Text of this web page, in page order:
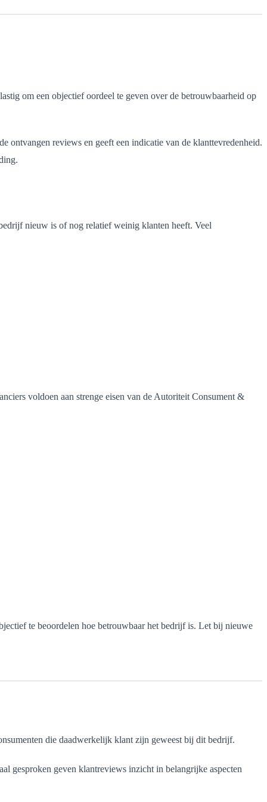
om een objectief oordeel te geven over de betrouwbaarheid op
ontvangen reviews en geeft een indicatie van de klanttevredenheid.
nieuw is of nog relatief weinig klanten heeft. Veel
voldoen aan strenge eisen van de Autoriteit Consument &
te beoordelen hoe betrouwbaar het bedrijf is. Let bij nieuwe
die daadwerkelijk klant zijn geweest bij dit bedrijf.
gesproken geven klantreviews inzicht in belangrijke aspecten